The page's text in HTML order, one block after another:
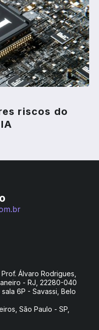
riscos do
Álvaro Rodrigues,
- RJ, 22280-040
6P - Savassi, Belo
São Paulo - SP,